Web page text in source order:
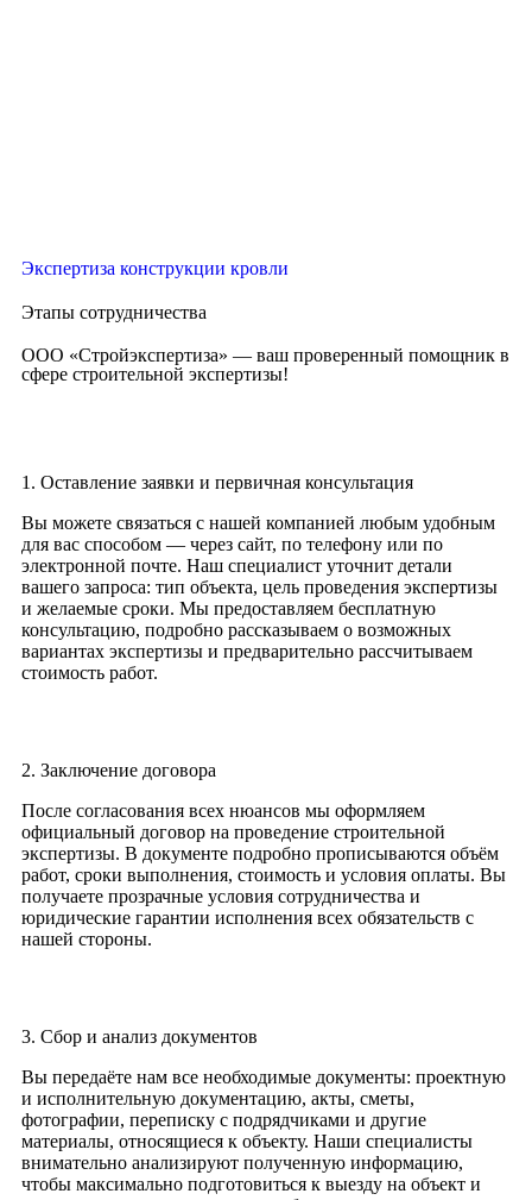
Экспертиза конструкции кровли
Этапы сотрудничества
ООО «Стройэкспертиза» — ваш проверенный помощник в
сфере строительной экспертизы!
1. Оставление заявки и первичная консультация
Вы можете связаться с нашей компанией любым удобным
для вас способом — через сайт, по телефону или по
электронной почте. Наш специалист уточнит детали
вашего запроса: тип объекта, цель проведения экспертизы
и желаемые сроки. Мы предоставляем бесплатную
консультацию, подробно рассказываем о возможных
вариантах экспертизы и предварительно рассчитываем
стоимость работ.
2. Заключение договора
После согласования всех нюансов мы оформляем
официальный договор на проведение строительной
экспертизы. В документе подробно прописываются объём
работ, сроки выполнения, стоимость и условия оплаты. Вы
получаете прозрачные условия сотрудничества и
юридические гарантии исполнения всех обязательств с
нашей стороны.
3. Сбор и анализ документов
Вы передаёте нам все необходимые документы: проектную
и исполнительную документацию, акты, сметы,
фотографии, переписку с подрядчиками и другие
материалы, относящиеся к объекту. Наши специалисты
внимательно анализируют полученную информацию,
чтобы максимально подготовиться к выезду на объект и